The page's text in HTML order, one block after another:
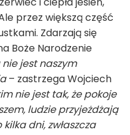
przez większą część
Zdarzają się
Boże Narodzenie
jest naszym
– zastrzega Wojciech
nie jest tak, że pokoje
ludzie przyjeżdżają
dni, zwłaszcza